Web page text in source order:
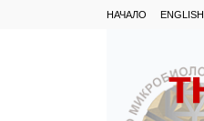
НАЧАЛО ENGLISH